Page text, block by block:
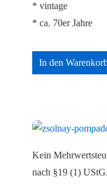
* vintage
* ca. 70er Jahre
In den
Kein
nach §19 (1) UStG.